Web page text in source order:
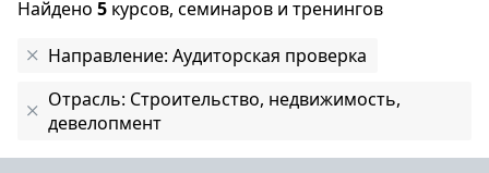
Найдено 5 курсов, семинаров и тренингов
Направление: Аудиторская проверка
Отрасль: Строительство, недвижимость,
девелопмент